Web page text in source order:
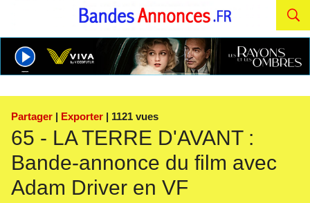
Partager | Exporter | 1121 vues
65 - LA TERRE D'AVANT :
Bande-annonce du film avec
Adam Driver en VF